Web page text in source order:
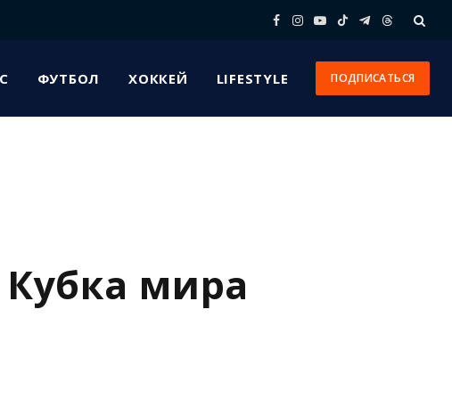
Facebook
Instagram
YouTube
TikTokTelegram
Threads
ФУТБОЛ ХОККЕЙ LIFESTYLE ПОДПИСАТЬСЯ
Кубка мира